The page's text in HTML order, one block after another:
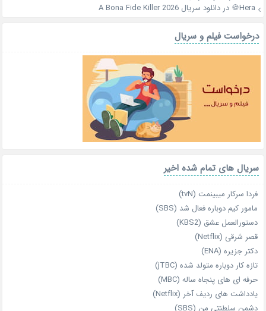
Hera🍪
دردانلود سریال A Bona Fide Killer 2026
درخواست فیلم و سریال
سریال های تمام شده اخیر
فردا سرکار میبینمت (tvN)
مامور کیم دوباره فعال شد (SBS)
دستورالعمل عشق (KBS2)
قصر شرقی (Netflix)
دکتر جزیره (ENA)
تازه‌ کار دوباره‌ متولد شده (jTBC)
حرفه‌ ای‌ های پنجاه‌ ساله (MBC)
یادداشت‌ های ردیف آخر (Netflix)
دشمن سلطنتی من (SBS)